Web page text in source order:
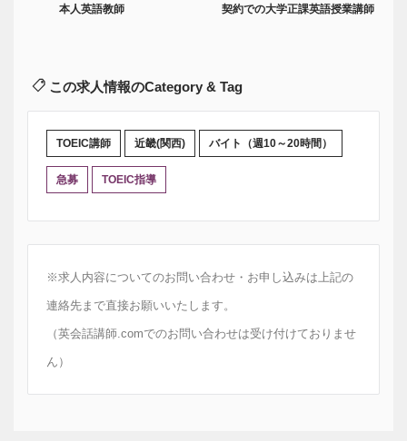
本人英語教師
契約での大学正課英語授業講師
この求人情報のCategory & Tag
TOEIC講師 近畿(関西) バイト（週10～20時間）
急募 TOEIC指導
※求人内容についてのお問い合わせ・お申し込みは上記の
連絡先まで直接お願いいたします。
（英会話講師.comでのお問い合わせは受け付けておりませ
ん）